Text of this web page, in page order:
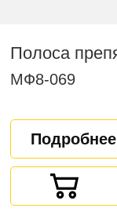
МФ8-069
Подробнее